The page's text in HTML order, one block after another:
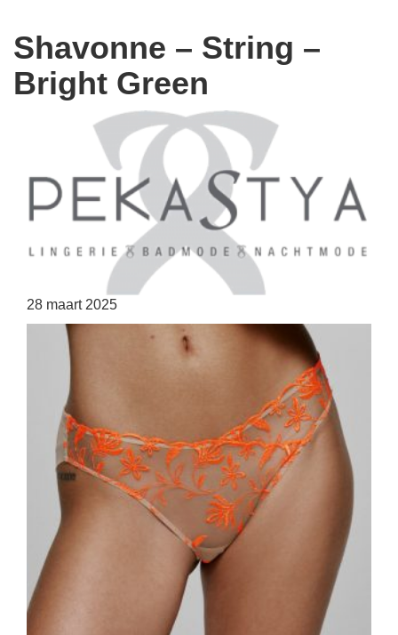
HOME
MERKEN
NIEUWS
CONTACT
Shavonne – String –
Bright Green
28 maart 2025